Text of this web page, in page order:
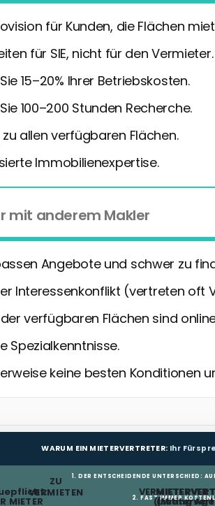
für Kunden, die Flächen
für SIE, nicht für den Vermieter.
15–20% Ihrer Betriebskosten.
100–200 Stunden Recherche.
allen verfügbaren Flächen.
Immobilienexpertise.
mit anderem Makler
Angebote und schwer zu
Interessenkonflikt (vertreten oft
der verfügbaren Flächen sind
Spezialkenntnisse.
keine besten Konditionen
WARUM EIN MIETERVERTRETER: Ihr
1. DER ENTSCHEIDENDE UNTERSCHIED:
(Listing
ZU
VERMIETEN
MIETER 2. FAST IMMER